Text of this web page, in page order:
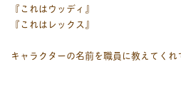
『これはウッディ』
『これはレックス』
キャラクターの名前を職員に教えてくれ